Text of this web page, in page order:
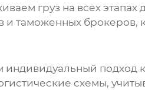
груз на всех
таможенных брокеров,
индивидуальный подход
схемы,